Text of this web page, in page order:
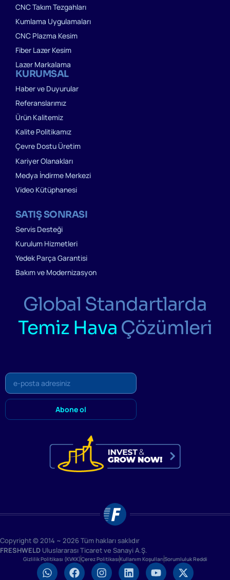
KURUMSAL
Haber ve Duyurular
Referanslarımız
Ürün Kalitemiz
Kalite Politikamız
Çevre Dostu Üretim
Kariyer Olanakları
Medya İndirme Merkezi
Video Kütüphanesi
SATIŞ SONRASI
Servis Desteği
Kurulum Hizmetleri
Yedek Parça Garantisi
Bakım ve Modernizasyon
CNC Takım Tezgahları
Kumlama Uygulamaları
CNC Plazma Kesim
Fiber Lazer Kesim
Lazer Markalama
Global Standartlarda
Temiz Hava Çözümleri
Copyright © 2014 ~ 2026 Tüm hakları saklıdır
FRESHWELD Uluslararası Ticaret ve Sanayi A.Ş.
Gizlilik Politikası (KVKK)Çerez PolitikasıKullanım KoşullarıSorumluluk Reddi